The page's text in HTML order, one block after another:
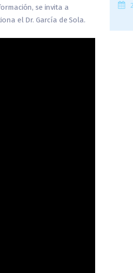
se invita a
el Dr. García de Sola.